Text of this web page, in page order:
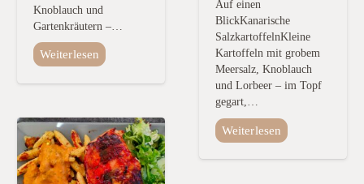
Knoblauch und
Gartenkräutern –…
Weiterlesen
Auf einen
BlickKanarische
SalzkartoffelnKleine
Kartoffeln mit grobem
Meersalz, Knoblauch
und Lorbeer – im Topf
gegart,…
Weiterlesen